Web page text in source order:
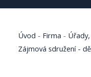
Úvod - Firma -
Zájmová sdružení -